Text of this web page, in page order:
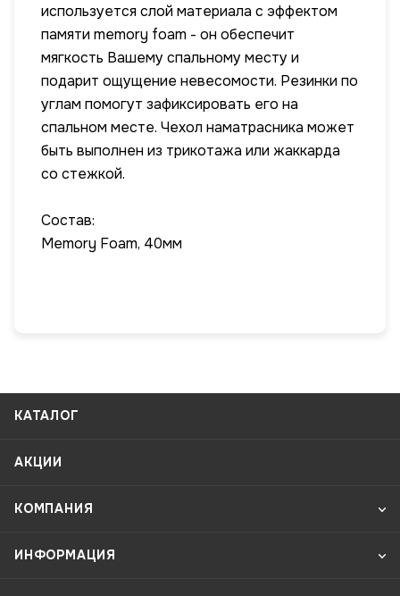
используется слой материала с эффектом
памяти memory foam - он обеспечит
мягкость Вашему спальному месту и
подарит ощущение невесомости. Резинки по
углам помогут зафиксировать его на
спальном месте. Чехол наматрасника может
быть выполнен из трикотажа или жаккарда
со стежкой.
Состав:
Memory Foam, 40мм
КАТАЛОГ
АКЦИИ
КОМПАНИЯ
ИНФОРМАЦИЯ